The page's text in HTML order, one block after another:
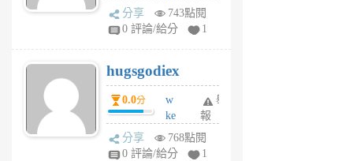
k
m
6
個
月
前
分享
743點閱
0 評論/給分
1
hugsgodiex
0.0分
w
ke
rv
pj
舉
報
分享
768點閱
0 評論/給分
1